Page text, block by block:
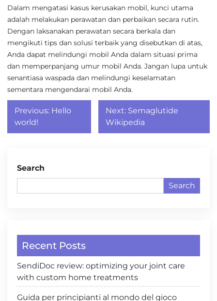
Dalam mengatasi kasus kerusakan mobil, kunci utama
adalah melakukan perawatan dan perbaikan secara rutin.
Dengan laksanakan perawatan secara berkala dan
mengikuti tips dan solusi terbaik yang disebutkan di atas,
Anda dapat melindungi mobil Anda dalam situasi prima
dan memperpanjang umur mobil Anda. Jangan lupa untuk
senantiasa waspada dan melindungi keselamatan
sementara mengendarai mobil Anda.
Post
navigation
Previous: Hello
world!
Next: Semaglutide
Wikipedia
Search
Search
Recent Posts
SendiDoc review: optimizing your joint care
with custom home treatments
Guida per principianti al mondo del gioco